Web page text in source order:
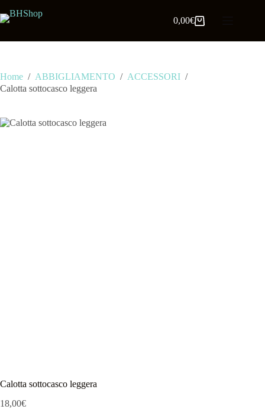
0,00€
Home / ABBIGLIAMENTO / ACCESSORI /
Calotta sottocasco leggera
Calotta sottocasco leggera
18,00€